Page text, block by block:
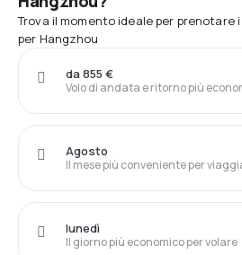
Trova il momento ideale per prenotare
per Hangzhou
Volo di andata e ritorno più
da 855 €
Il mese più conveniente per
Agosto
Il giorno più economico per volare
lunedì